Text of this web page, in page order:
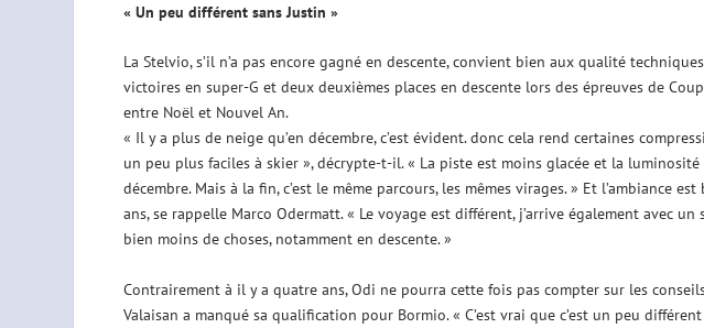
« Un peu différent sans Justin »
La Stelvio, s’il n’a pas encore gagné en descente, convient bien aux qualité
victoires en super-G et deux deuxièmes places en descente lors des épreuves de
entre Noël et Nouvel An.
« Il y a plus de neige qu’en décembre, c’est évident. donc cela rend certaines
un peu plus faciles à skier », décrypte-t-il. « La piste est moins glacée et la luminosité
décembre. Mais à la fin, c’est le même parcours, les mêmes virages. » Et l’ambiance
ans, se rappelle Marco Odermatt. « Le voyage est différent, j’arrive également avec un
bien moins de choses, notamment en descente. »
Contrairement à il y a quatre ans, Odi ne pourra cette fois pas compter sur les
Valaisan a manqué sa qualification pour Bormio. « C’est vrai que c’est un peu